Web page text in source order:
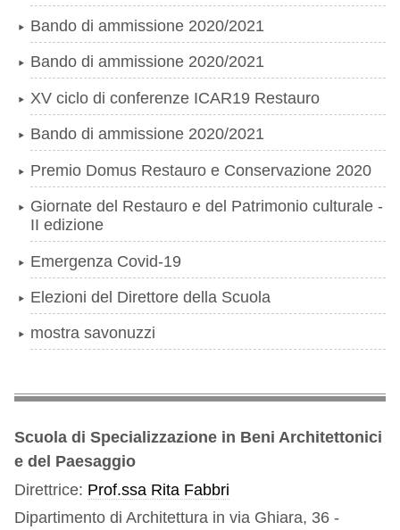
Bando di ammissione 2020/2021
Bando di ammissione 2020/2021
XV ciclo di conferenze ICAR19 Restauro
Bando di ammissione 2020/2021
Premio Domus Restauro e Conservazione 2020
Giornate del Restauro e del Patrimonio culturale -
II edizione
Emergenza Covid-19
Elezioni del Direttore della Scuola
mostra savonuzzi
Scuola di Specializzazione in Beni Architettonici
e del Paesaggio
Direttrice: Prof.ssa Rita Fabbri
Dipartimento di Architettura in via Ghiara, 36 -